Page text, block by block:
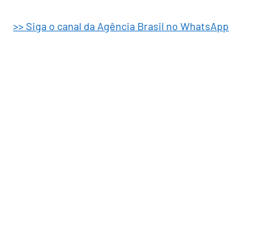
>> Siga o canal da Agência Brasil no WhatsApp